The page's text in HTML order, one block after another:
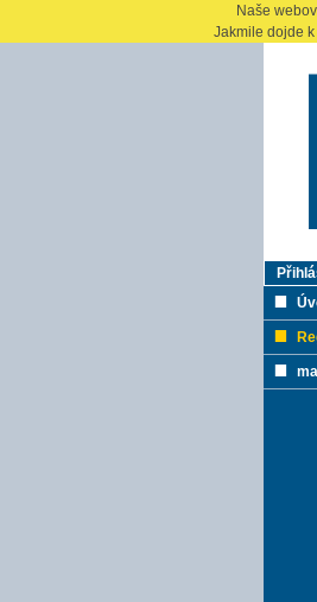
Naše
Jakmile dojde